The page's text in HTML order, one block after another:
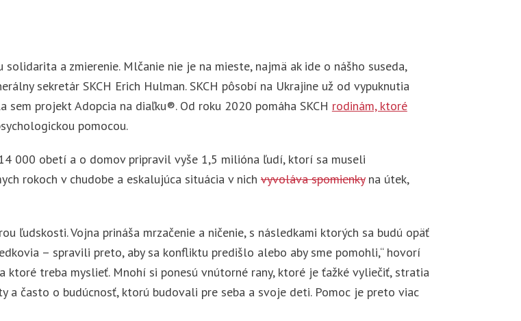
a zmierenie. Mlčanie nie je na mieste, najmä ak ide o nášho suseda,
sekretár SKCH Erich Hulman. SKCH pôsobí na Ukrajine už od vypuknutia
projekt Adopcia na diaľku®. Od roku 2020 pomáha SKCH rodinám, ktoré
pomocou.
000 obetí a o domov pripravil vyše 1,5 milióna ľudí, ktorí sa museli
rokoch v chudobe a eskalujúca situácia v nichvyvoláva spomienkyna útek,
ľudskosti. Vojna prináša mrzačenie a ničenie, s následkami ktorých sa budú opäť
– spravili preto, aby sa konfliktu predišlo alebo aby sme pomohli,“ hovorí
ktoré treba myslieť. Mnohí si ponesú vnútorné rany, ktoré je ťažké vyliečiť, stratia
a často o budúcnosť, ktorú budovali pre seba a svoje deti. Pomoc je preto viac